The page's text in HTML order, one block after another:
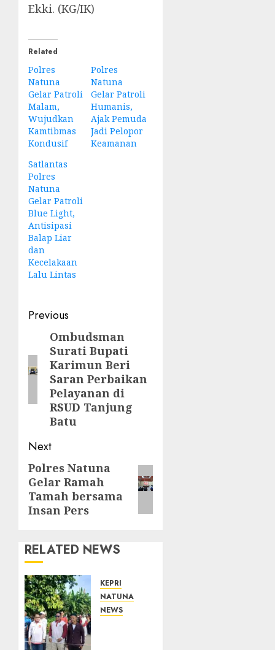
Ekki. (KG/IK)
Related
Polres
Natuna
Gelar Patroli
Malam,
Wujudkan
Kamtibmas
Kondusif
Polres
Natuna
Gelar Patroli
Humanis,
Ajak Pemuda
Jadi Pelopor
Keamanan
Satlantas
Polres
Natuna
Gelar Patroli
Blue Light,
Antisipasi
Balap Liar
dan
Kecelakaan
Lalu Lintas
Post
navigation
Previous
Previous
post:
Ombudsman
Surati Bupati
Karimun Beri
Saran Perbaikan
Pelayanan di
RSUD Tanjung
Batu
Next
Next
post:
Polres Natuna
Gelar Ramah
Tamah bersama
Insan Pers
RELATED NEWS
KEPRI
NATUNA
NEWS